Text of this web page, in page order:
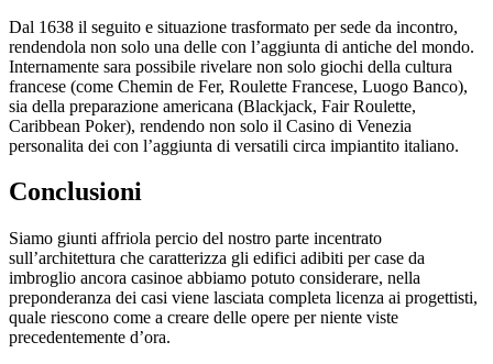
Dal 1638 il seguito e situazione trasformato per sede da incontro,
rendendola non solo una delle con l’aggiunta di antiche del mondo.
Internamente sara possibile rivelare non solo giochi della cultura
francese (come Chemin de Fer, Roulette Francese, Luogo Banco),
sia della preparazione americana (Blackjack, Fair Roulette,
Caribbean Poker), rendendo non solo il Casino di Venezia
personalita dei con l’aggiunta di versatili circa impiantito italiano.
Conclusioni
Siamo giunti affriola percio del nostro parte incentrato
sull’architettura che caratterizza gli edifici adibiti per case da
imbroglio ancora casinoe abbiamo potuto considerare, nella
preponderanza dei casi viene lasciata completa licenza ai progettisti,
quale riescono come a creare delle opere per niente viste
precedentemente d’ora.